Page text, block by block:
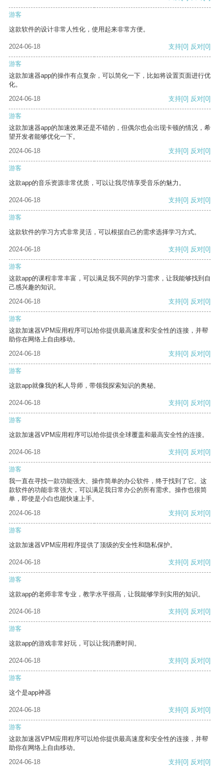
游客
这款软件的设计非常人性化，使用起来非常方便。
2024-06-18 支持[0] 反对[0]
游客
这款加速器app的操作有点复杂，可以简化一下，比如将设置页面进行优
化。
2024-06-18
支持[0] 反对[0]
游客
这款加速器app的加速效果还是不错的，但偶尔也会出现卡顿的情况，希
望开发者能够优化一下。
2024-06-18
支持[0] 反对[0]
游客
这款app的音乐资源非常优质，可以让我尽情享受音乐的魅力。
2024-06-18 支持[0] 反对[0]
游客
这款软件的学习方式非常灵活，可以根据自己的需求选择学习方式。
2024-06-18 支持[0] 反对[0]
游客
这款app的课程非常丰富，可以满足我不同的学习需求，让我能够找到自
己感兴趣的知识。
2024-06-18
支持[0] 反对[0]
游客
这款加速器VPM应用程序可以给你提供最高速度和安全性的连接，并帮
助你在网络上自由移动。
2024-06-18
支持[0] 反对[0]
游客
这款app就像我的私人导师，带领我探索知识的奥秘。
2024-06-18 支持[0] 反对[0]
游客
这款加速器VPM应用程序可以给你提供全球覆盖和最高安全性的连接。
2024-06-18 支持[0] 反对[0]
游客
我一直在寻找一款功能强大、操作简单的办公软件，终于找到了它。这
款软件的功能非常强大，可以满足我日常办公的所有需求。操作也很简
单，即使是小白也能快速上手。
2024-06-18
支持[0] 反对[0]
游客
这款加速器VPM应用程序提供了顶级的安全性和隐私保护。
2024-06-18 支持[0] 反对[0]
游客
这款app的老师非常专业，教学水平很高，让我能够学到实用的知识。
2024-06-18 支持[0] 反对[0]
游客
这款app的游戏非常好玩，可以让我消磨时间。
2024-06-18 支持[0] 反对[0]
游客
这个是app神器
2024-06-18 支持[0] 反对[0]
游客
这款加速器VPM应用程序可以给你提供最高速度和安全性的连接，并帮
助你在网络上自由移动。
2024-06-18
支持[0] 反对[0]